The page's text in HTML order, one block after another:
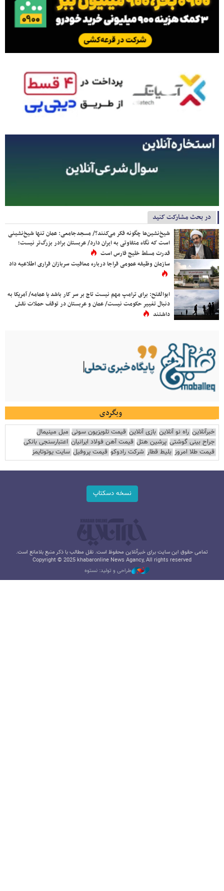
در بحث مشارکت کنید
شیخ‌نشین‌ها چگونه فکر می‌کنند؟/ مسجدجامعی: عمان تنها شیخ‌نشینی
است که نگاه متفاوتی به ایران دارد/ عربستان برادر بزرگ‌تر نیست؛
قدرت مسلط خلیج فارس است
سازمان وظیفه عمومی فراجا درباره معافیت سربازان فراری اطلاعیه داد
ابوالفتح: برای ترامپ مهم نیست تاج بر سر کار باشد یا عمامه/ آمریکا به
دنبال تغییر حکومت نیست/ عمان و عربستان در توقف حملات نقش
داشتند
وبگردی
خبرآنلاین راه نو آنلاین بازی آنلاین قیمت تلویزیون سونی مبل مینیمال
جراح بینی گوشتی پرشین هتل قیمت آهن فولاد ایرانیان اعتبارسنجی بانکی
قیمت طلا امروز بلیط قطار شرکت رادوکو قیمت پروفیل سایت یوتوتایمز
نسخه دسکتاپ
تمامی حقوق این سایت برای خبرآنلاین محفوظ است. نقل مطالب با ذکر منبع بلامانع است.
Copyright © 2025 khabaronline News Agancy, All rights reserved
طراحی و تولید: نستوه